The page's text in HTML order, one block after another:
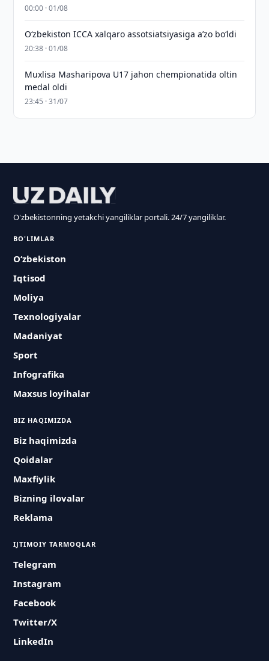
00:00 · 01/08
O‘zbekiston ICCA xalqaro assotsiatsiyasiga aʼzo bo‘ldi
20:38 · 01/08
Muxlisa Masharipova U17 jahon chempionatida oltin
medal oldi
23:45 · 31/07
O'zbekistonning yetakchi yangiliklar portali. 24/7 yangiliklar.
BO'LIMLAR
O‘zbekiston
Iqtisod
Moliya
Texnologiyalar
Madaniyat
Sport
Infografika
Maxsus loyihalar
BIZ HAQIMIZDA
Biz haqimizda
Qoidalar
Maxfiylik
Bizning ilovalar
Reklama
IJTIMOIY TARMOQLAR
Telegram
Instagram
Facebook
Twitter/X
LinkedIn